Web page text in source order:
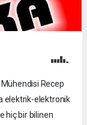
Mühendisi Recep
elektrik-elektronik
hiç bir bilinen